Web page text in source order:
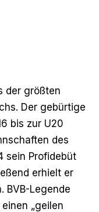
der größten
Der gebürtige
bis zur U20
des
sein Profidebüt
erhielt er
BVB-Legende
„geilen